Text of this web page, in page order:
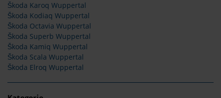
Škoda Karoq Wuppertal
Škoda Kodiaq Wuppertal
Škoda Octavia Wuppertal
Škoda Superb Wuppertal
Škoda Kamiq Wuppertal
Škoda Scala Wuppertal
Škoda Elroq Wuppertal